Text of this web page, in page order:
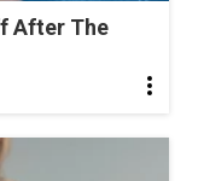
After The